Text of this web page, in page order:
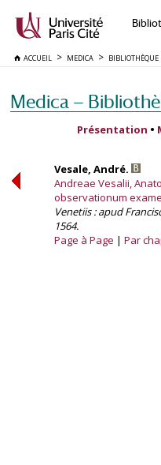
ACCUEIL MEDICA
Medica —
Présentation •
Vesale, André.
Andreae Vesalii,
observationum
Venetiis : apud
1564.
Page à Page
Par